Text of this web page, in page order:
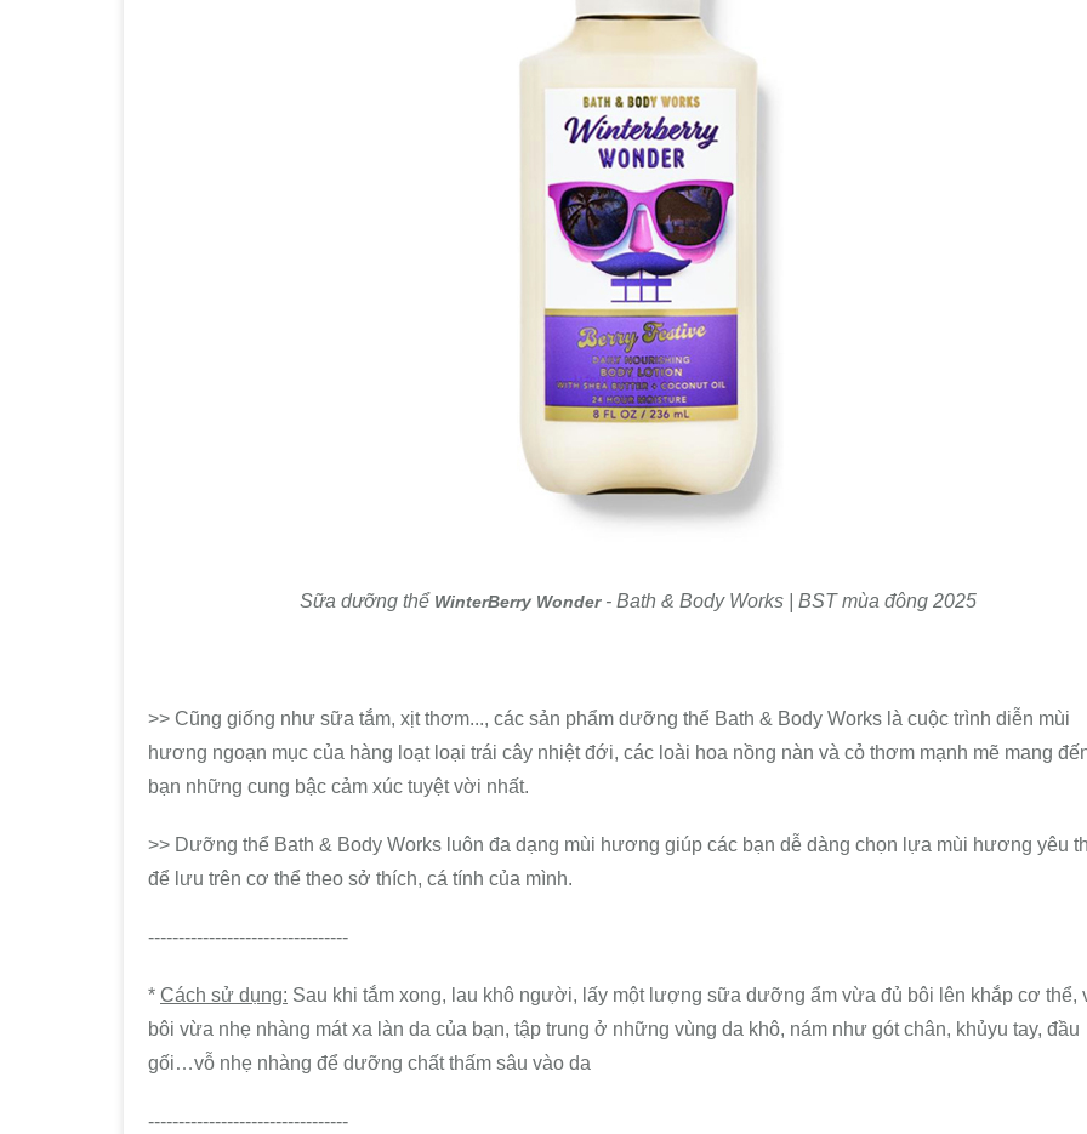
Sữa dưỡng thể WinterBerry Wonder - Bath & Body Works | BST mùa đông 2025
>> Cũng giống như sữa tắm, xịt thơm..., các sản phẩm dưỡng thể Bath & Body Works là cuộc trình diễn mùi
hương ngoạn mục của hàng loạt loại trái cây nhiệt đới, các loài hoa nồng nàn và cỏ thơm mạnh mẽ mang
bạn những cung bậc cảm xúc tuyệt vời nhất.
>> Dưỡng thể Bath & Body Works luôn đa dạng mùi hương giúp các bạn dễ dàng chọn lựa mùi hương yêu
để lưu trên cơ thể theo sở thích, cá tính của mình.
---------------------------------
* Cách sử dụng: Sau khi tắm xong, lau khô người, lấy một lượng sữa dưỡng ẩm vừa đủ bôi lên khắp cơ thể,
bôi vừa nhẹ nhàng mát xa làn da của bạn, tập trung ở những vùng da khô, nám như gót chân, khủyu tay, đầu
gối…vỗ nhẹ nhàng để dưỡng chất thấm sâu vào da
---------------------------------